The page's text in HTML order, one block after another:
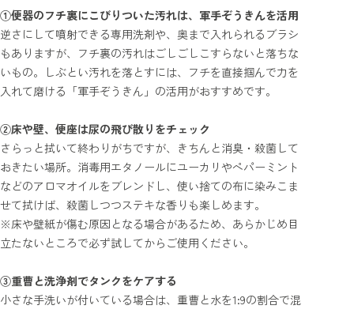
①便器のフチ裏にこびりついた汚れは、軍手ぞうきんを活用
逆さにして噴射できる専用洗剤や、奥まで入れられるブラシ
もありますが、フチ裏の汚れはごしごしこすらないと落ちな
いもの。しぶとい汚れを落とすには、フチを直接掴んで力を
入れて磨ける「軍手ぞうきん」の活用がおすすめです。
②床や壁、便座は尿の飛び散りをチェック
さらっと拭いて終わりがちですが、きちんと消臭・殺菌して
おきたい場所。消毒用エタノールにユーカリやペパーミント
などのアロマオイルをブレンドし、使い捨ての布に染みこま
せて拭けば、殺菌しつつステキな香りも楽しめます。
※床や壁紙が傷む原因となる場合があるため、あらかじめ目
立たないところで必ず試してからご使用ください。
③重曹と洗浄剤でタンクをケアする
小さな手洗いが付いている場合は、重曹と水を1:9の割合で混